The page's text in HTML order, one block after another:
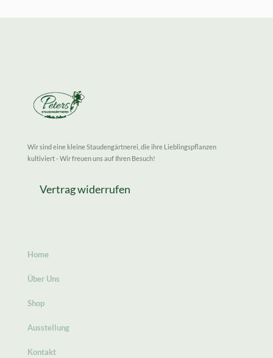
Wir sind eine kleine Staudengärtnerei, die ihre Lieblingspflanzen
kultiviert - Wir freuen uns auf Ihren Besuch!
Vertrag widerrufen
Home
Über Uns
Shop
Ausstellung
Kontakt